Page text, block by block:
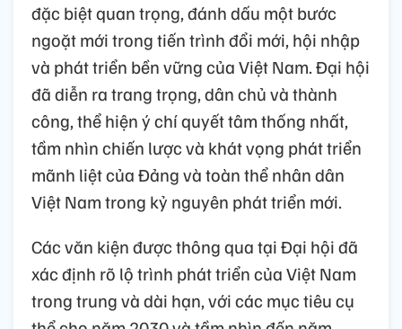
đặc biệt quan trọng, đánh dấu một bước
ngoặt mới trong tiến trình đổi mới, hội nhập
và phát triển bền vững của Việt Nam. Đại hội
đã diễn ra trang trọng, dân chủ và thành
công, thể hiện ý chí quyết tâm thống nhất,
tầm nhìn chiến lược và khát vọng phát triển
mãnh liệt của Đảng và toàn thể nhân dân
Việt Nam trong kỷ nguyên phát triển mới.
Các văn kiện được thông qua tại Đại hội đã
xác định rõ lộ trình phát triển của Việt Nam
trong trung và dài hạn, với các mục tiêu cụ